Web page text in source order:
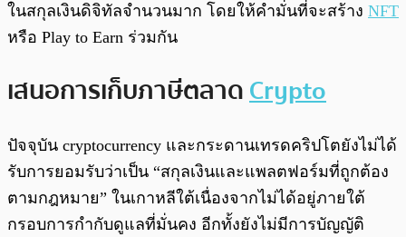
ในสกุลเงินดิจิทัลจำนวนมาก โดยให้คำมั่นที่จะสร้าง NFT
หรือ Play to Earn ร่วมกัน
เสนอการเก็บภาษีตลาดCrypto
ปัจจุบัน cryptocurrency และกระดานเทรดคริปโตยังไม่ได้
รับการยอมรับว่าเป็น “สกุลเงินและแพลตฟอร์มที่ถูกต้อง
ตามกฎหมาย” ในเกาหลีใต้เนื่องจากไม่ได้อยู่ภายใต้
กรอบการกำกับดูแลที่มั่นคง อีกทั้งยังไม่มีการบัญญัติ